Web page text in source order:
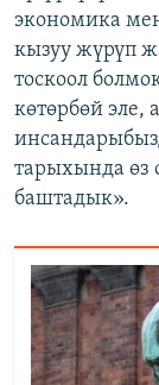
экономика
кызуу жүрүп
тоскоол
көтөрбөй
тарыхында өз
баштадык».